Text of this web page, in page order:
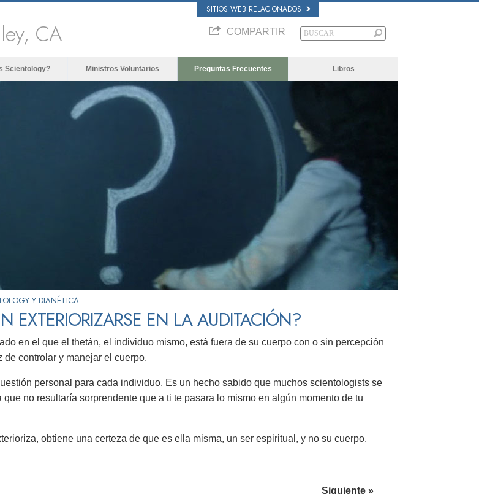
SITIOS WEB RELACIONADOS
CA COMPARTIR
Scientology? Ministros Voluntarios Preguntas Frecuentes Libros
Y DIANÉTICA
EXTERIORIZARSE EN LA AUDITACIÓN?
en el que el thetán, el individuo mismo, está fuera de su cuerpo con o sin percepción
de controlar y manejar el cuerpo.
personal para cada individuo. Es un hecho sabido que muchos scientologists se
que no resultaría sorprendente que a ti te pasara lo mismo en algún momento de tu
obtiene una certeza de que es ella misma, un ser espiritual, y no su cuerpo.
Siguiente »